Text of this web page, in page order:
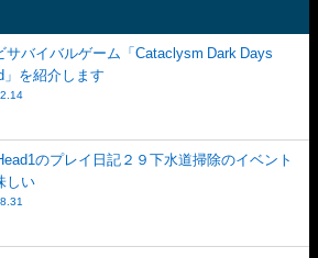
サバイバルゲーム「Cataclysm Dark Days
」を紹介します
のプレイ日記２９下水道掃除のイベント
しい